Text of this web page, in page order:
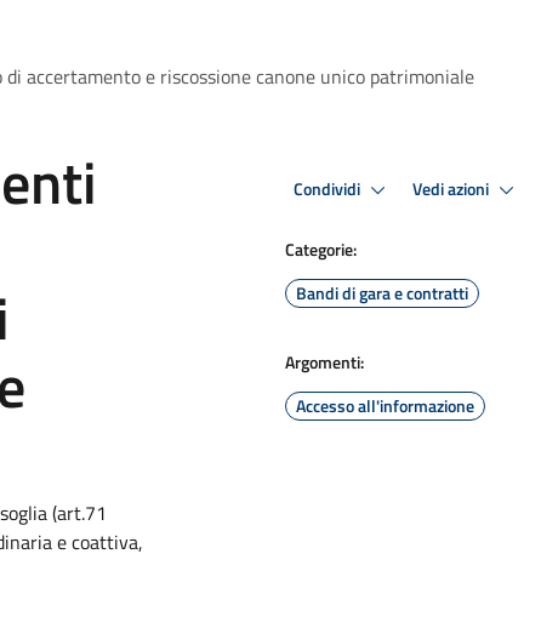
accertamento e riscossione canone unico patrimoniale
(art.71
e coattiva,
Condividi Vedi azioni
Categorie:
Bandi di gara e contratti
Argomenti:
Accesso all'informazione